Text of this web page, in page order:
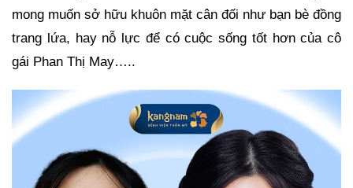
mong muốn sở hữu khuôn mặt cân đối như bạn bè đồng
trang lứa, hay nỗ lực để có cuộc sống tốt hơn của cô
gái Phan Thị May…..